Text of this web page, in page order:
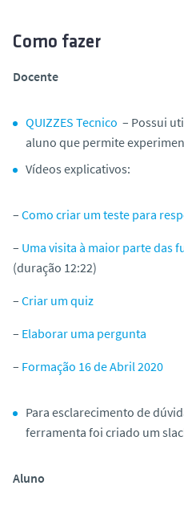
Como fazer
Docente
QUIZZES Tecnico – Possui
aluno que permite
Vídeos explicativos:
– Como criar um teste para
– Uma visita à maior parte das
(duração 12:22)
– Criar um quiz
– Elaborar uma pergunta
– Formação 16 de Abril 2020
Para esclarecimento de
ferramenta foi criado um
Aluno